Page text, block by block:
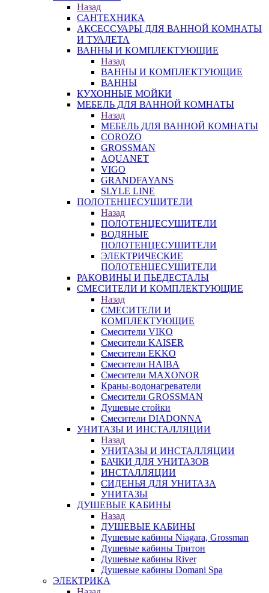
Назад
САНТЕХНИКА
АКСЕССУАРЫ ДЛЯ ВАННОЙ КОМНАТЫ
И ТУАЛЕТА
ВАННЫ И КОМПЛЕКТУЮЩИЕ
Назад
ВАННЫ И КОМПЛЕКТУЮЩИЕ
ВАННЫ
КУХОННЫЕ МОЙКИ
МЕБЕЛЬ ДЛЯ ВАННОЙ КОМНАТЫ
Назад
МЕБЕЛЬ ДЛЯ ВАННОЙ КОМНАТЫ
COROZO
GROSSMAN
AQUANET
VIGO
GRANDFAYANS
SLYLE LINE
ПОЛОТЕНЦЕСУШИТЕЛИ
Назад
ПОЛОТЕНЦЕСУШИТЕЛИ
ВОДЯНЫЕ
ПОЛОТЕНЦЕСУШИТЕЛИ
ЭЛЕКТРИЧЕСКИЕ
ПОЛОТЕНЦЕСУШИТЕЛИ
РАКОВИНЫ И ПЬЕДЕСТАЛЫ
СМЕСИТЕЛИ И КОМПЛЕКТУЮЩИЕ
Назад
СМЕСИТЕЛИ И
КОМПЛЕКТУЮЩИЕ
Смесители VIKO
Смесители KAISER
Смесители EKKO
Смесители HAIBA
Смесители MAXONOR
Краны-водонагреватели
Смесители GROSSMAN
Душевые стойки
Смесители DIADONNA
УНИТАЗЫ И ИНСТАЛЛЯЦИИ
Назад
УНИТАЗЫ И ИНСТАЛЛЯЦИИ
БАЧКИ ДЛЯ УНИТАЗОВ
ИНСТАЛЛЯЦИИ
СИДЕНЬЯ ДЛЯ УНИТАЗА
УНИТАЗЫ
ДУШЕВЫЕ КАБИНЫ
Назад
ДУШЕВЫЕ КАБИНЫ
Душевые кабины Niagara, Grossman
Душевые кабины Тритон
Душевые кабины River
Душевые кабины Domani Spa
ЭЛЕКТРИКА